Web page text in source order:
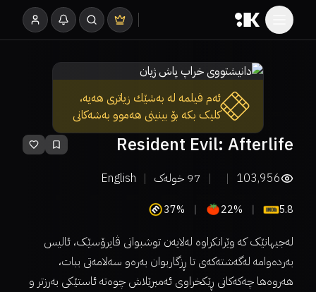
ئەم فیلمە لە بەشێك زیاتری هەیە،
کلیک بکە بۆ بینینی هەموو بەشەکانی
Resident Evil: Afterlife
103,956
97 خولەک English
5.8
22%
37%
لەجیهانێک کە وێرانکراوە لەلایەن توشبوانی ڤایرۆسێک، ئالیس
بەردەوامە لەگەشتەکەی تا ڕزگاربوان بەرەو سەلامەتی ببات،
هەروەها چەکەکانی ڕێکخراوی ئەمبرێلاش چوەتە ئاستێکی بەرزتر و